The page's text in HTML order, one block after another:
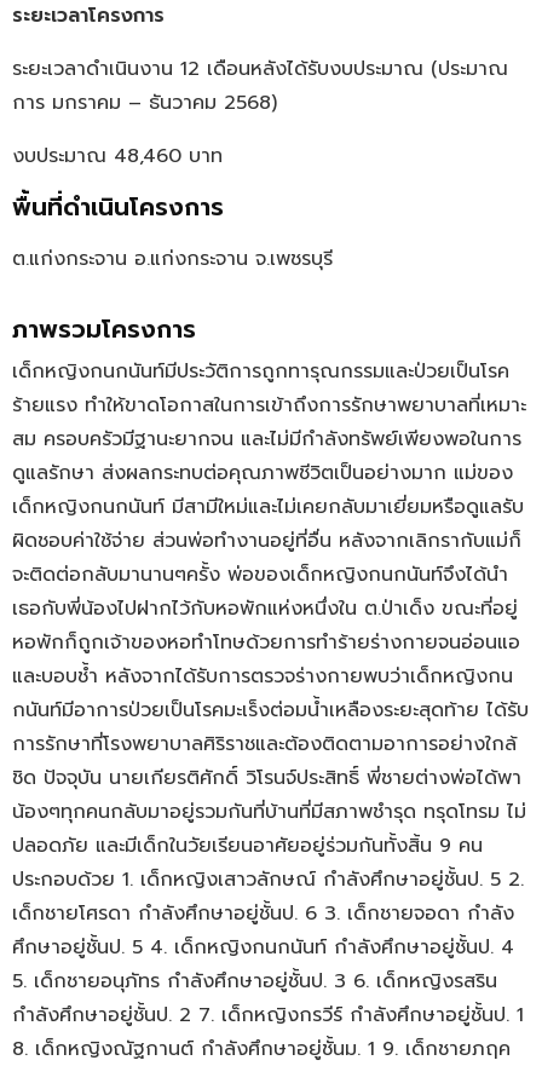
ระยะเวลาโครงการ
ระยะเวลาดำเนินงาน 12 เดือนหลังได้รับงบประมาณ (ประมาณ
การ มกราคม – ธันวาคม 2568)
งบประมาณ 48,460 บาท
พื้นที่ดำเนินโครงการ
ต.แก่งกระจาน อ.แก่งกระจาน จ.เพชรบุรี
ภาพรวมโครงการ
เด็กหญิงกนกนันท์มีประวัติการถูกทารุณกรรมและป่วยเป็นโรค
ร้ายแรง ทำให้ขาดโอกาสในการเข้าถึงการรักษาพยาบาลที่เหมาะ
สม ครอบครัวมีฐานะยากจน และไม่มีกำลังทรัพย์เพียงพอในการ
ดูแลรักษา ส่งผลกระทบต่อคุณภาพชีวิตเป็นอย่างมาก แม่ของ
เด็กหญิงกนกนันท์ มีสามีใหม่และไม่เคยกลับมาเยี่ยมหรือดูแลรับ
ผิดชอบค่าใช้จ่าย ส่วนพ่อทำงานอยู่ที่อื่น หลังจากเลิกรากับแม่ก็
จะติดต่อกลับมานานๆครั้ง พ่อของเด็กหญิงกนกนันท์จึงได้นำ
เธอกับพี่น้องไปฝากไว้กับหอพักแห่งหนึ่งใน ต.ป่าเด็ง ขณะที่อยู่
หอพักก็ถูกเจ้าของหอทำโทษด้วยการทำร้ายร่างกายจนอ่อนแอ
และบอบช้ำ หลังจากได้รับการตรวจร่างกายพบว่าเด็กหญิงกน
กนันท์มีอาการป่วยเป็นโรคมะเร็งต่อมน้ำเหลืองระยะสุดท้าย ได้รับ
การรักษาที่โรงพยาบาลศิริราชและต้องติดตามอาการอย่างใกล้
ชิด ปัจจุบัน นายเกียรติศักดิ์ วิโรนจ์ประสิทธิ์ พี่ชายต่างพ่อได้พา
น้องๆทุกคนกลับมาอยู่รวมกันที่บ้านที่มีสภาพชำรุด ทรุดโทรม ไม่
ปลอดภัย และมีเด็กในวัยเรียนอาศัยอยู่ร่วมกันทั้งสิ้น 9 คน
ประกอบด้วย 1. เด็กหญิงเสาวลักษณ์ กำลังศึกษาอยู่ชั้นป. 5 2.
เด็กชายโศรดา กำลังศึกษาอยู่ชั้นป. 6 3. เด็กชายจอดา กำลัง
ศึกษาอยู่ชั้นป. 5 4. เด็กหญิงกนกนันท์ กำลังศึกษาอยู่ชั้นป. 4
5. เด็กชายอนุภัทร กำลังศึกษาอยู่ชั้นป. 3 6. เด็กหญิงรสริน
กำลังศึกษาอยู่ชั้นป. 2 7. เด็กหญิงกรวีร์ กำลังศึกษาอยู่ชั้นป. 1
8. เด็กหญิงณัฐกานต์ กำลังศึกษาอยู่ชั้นม. 1 9. เด็กชายภฤค